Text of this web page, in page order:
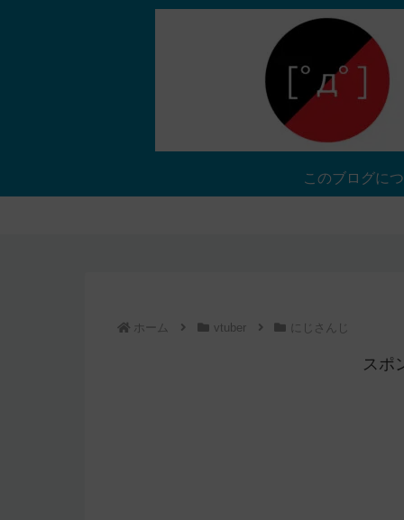
このブログに
ホーム vtuber にじさんじ
スポ